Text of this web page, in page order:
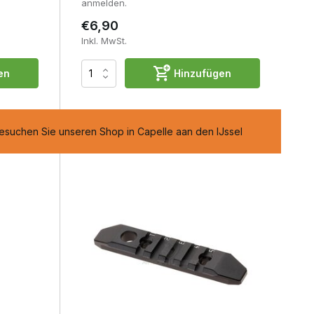
anmelden.
€6,90
Inkl. MwSt.
Hinzufügen
Rücksendungen innerhalb von 14 Arbeitstagen